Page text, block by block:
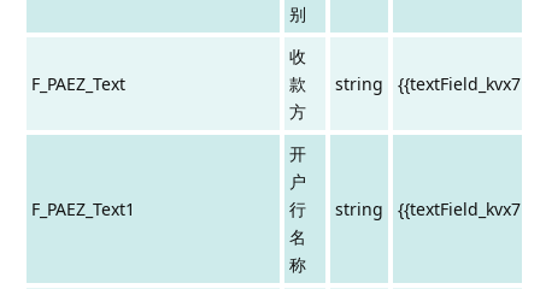
别
F_PAEZ_Text
收
款
方
string
F_PAEZ_Text1
开
户
行
名
称
string